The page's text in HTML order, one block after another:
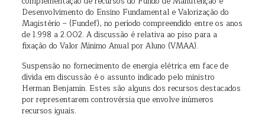
Desenvolvimento do Ensino Fundamental e Valorização do
Magistério – (Fundef), no período compreendido entre os anos
de 1.998 a 2.002. A discussão é relativa ao piso para a
fixação do Valor Mínimo Anual por Aluno (VMAA).
Suspensão no fornecimento de energia elétrica em face de
dívida em discussão é o assunto indicado pelo ministro
Herman Benjamin. Estes são alguns dos recursos destacados
por representarem controvérsia que envolve inúmeros
recursos iguais.